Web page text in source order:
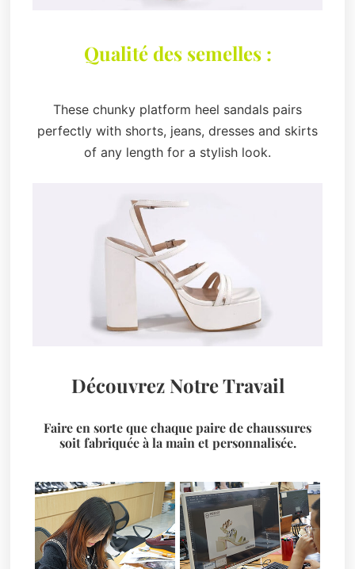
Qualité des semelles :
These chunky platform heel sandals pairs
perfectly with shorts, jeans, dresses and skirts
of any length for a stylish look.
Découvrez Notre Travail
Faire en sorte que chaque paire de chaussures
soit fabriquée à la main et personnalisée.